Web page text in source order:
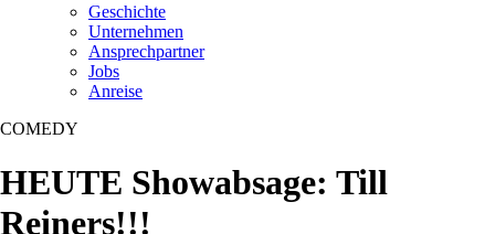
Geschichte
Unternehmen
Ansprechpartner
Jobs
Anreise
COMEDY
HEUTE Showabsage: Till
Reiners!!!